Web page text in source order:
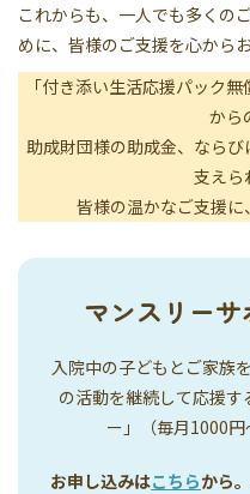
これからも、一人でも多くの
めに、皆様のご支援を心から
「付き添い生活応援パック
から
助成財団様の助成金、なら
支えら
皆様の温かなご支援に
マンスリーサ
入院中の子どもとご家族
の活動を継続して応援
ー」（毎月1000円
お申し込みはこちらから